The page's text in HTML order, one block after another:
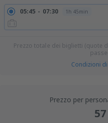
05:45 07:30 1h 45min
Prezzo totale dei biglietti (quote
Condizioni
Prezzo per
57